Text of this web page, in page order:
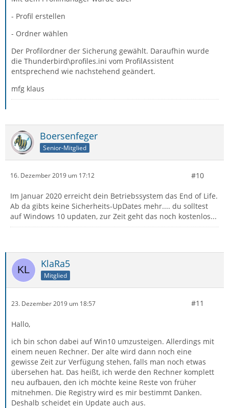
- Profil erstellen
- Ordner wählen
Der Profilordner der Sicherung gewählt. Daraufhin wurde
die Thunderbird\profiles.ini vom ProfilAssistent
entsprechend wie nachstehend geändert.
mfg klaus
Boersenfeger
Senior-Mitglied
16. Dezember 2019 um 17:12 #10
Im Januar 2020 erreicht dein Betriebssystem das End of Life.
Ab da gibts keine Sicherheits-UpDates mehr.... du solltest
auf Windows 10 updaten, zur Zeit geht das noch kostenlos...
KlaRa5
Mitglied
23. Dezember 2019 um 18:57 #11
Hallo,
ich bin schon dabei auf Win10 umzusteigen. Allerdings mit
einem neuen Rechner. Der alte wird dann noch eine
gewisse Zeit zur Verfügung stehen, falls man noch etwas
übersehen hat. Das heißt, ich werde den Rechner komplett
neu aufbauen, den ich möchte keine Reste von früher
mitnehmen. Die Registry wird es mir bestimmt Danken.
Deshalb scheidet ein Update auch aus.